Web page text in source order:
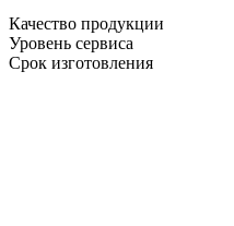
Качество продукции
Уровень сервиса
Срок изготовления